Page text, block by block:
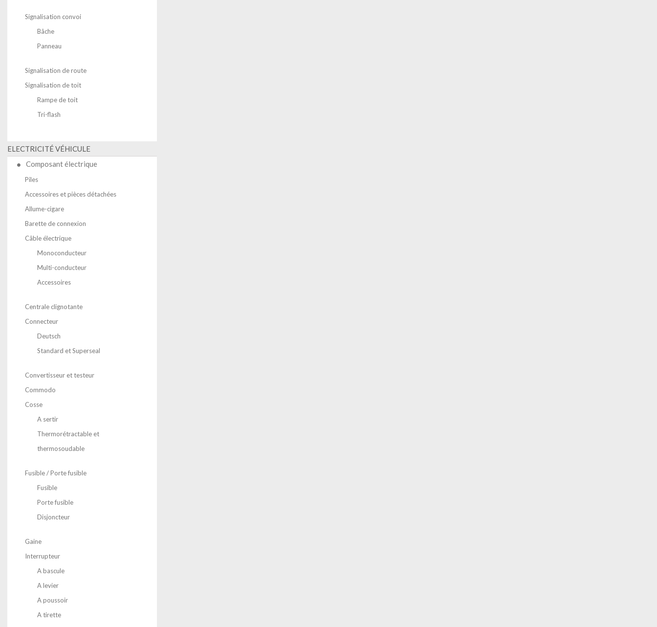
Signalisation convoi
Bâche
Panneau
Signalisation de route
Signalisation de toit
Rampe de toit
Tri-flash
ELECTRICITÉ VÉHICULE
Composant électrique
Piles
Accessoires et pièces détachées
Allume-cigare
Barette de connexion
Câble électrique
Monoconducteur
Multi-conducteur
Accessoires
Centrale clignotante
Connecteur
Deutsch
Standard et Superseal
Convertisseur et testeur
Commodo
Cosse
A sertir
Thermorétractable et
thermosoudable
Fusible / Porte fusible
Fusible
Porte fusible
Disjoncteur
Gaine
Interrupteur
A bascule
A levier
A poussoir
A tirette